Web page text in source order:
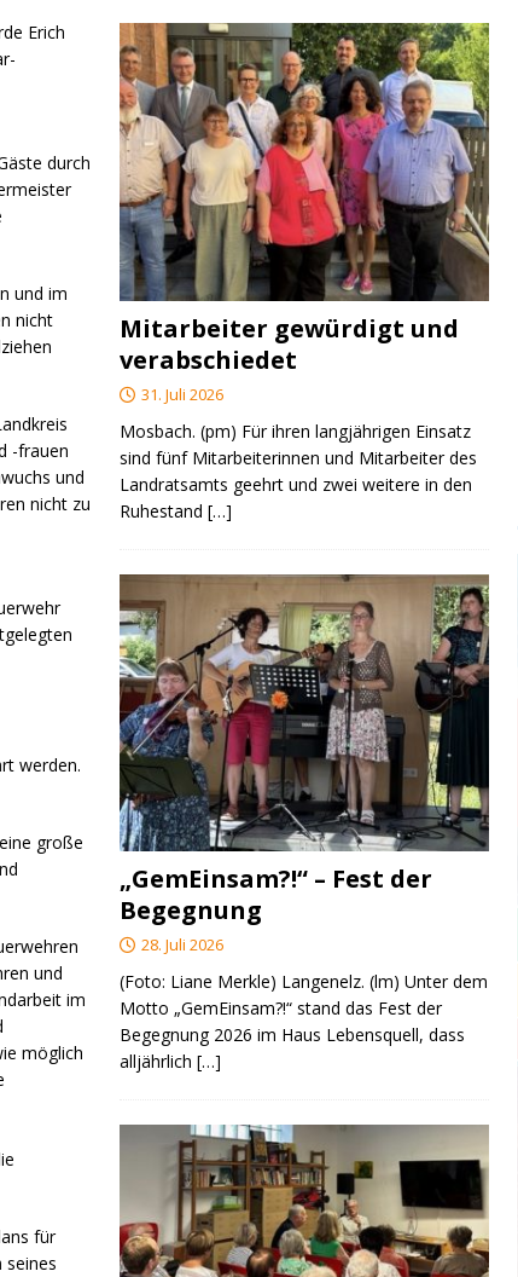
Erich
durch
und im
nicht
-frauen
und
nicht zu
werden.
große
und
im
möglich
für
seines
Mitarbeiter gewürdigt und
verabschiedet
31. Juli 2026
Mosbach. (pm) Für ihren langjährigen Einsatz
sind fünf Mitarbeiterinnen und Mitarbeiter des
Landratsamts geehrt und zwei weitere in den
Ruhestand[…]
„GemEinsam?!“ – Fest der
Begegnung
28. Juli 2026
(Foto: Liane Merkle) Langenelz. (lm) Unter dem
Motto „GemEinsam?!“ stand das Fest der
Begegnung 2026 im Haus Lebensquell, dass
alljährlich[…]